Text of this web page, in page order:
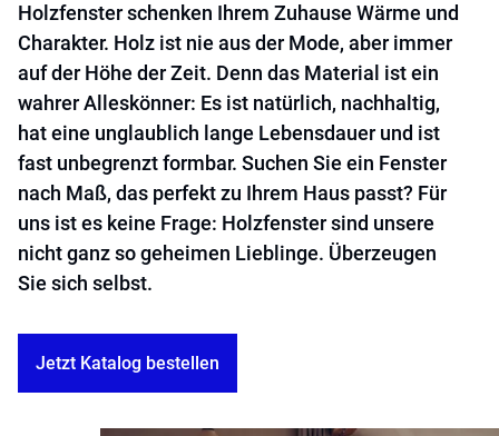
Holzfenster schenken Ihrem Zuhause Wärme und
Charakter. Holz ist nie aus der Mode, aber immer
auf der Höhe der Zeit. Denn das Material ist ein
wahrer Alleskönner: Es ist natürlich, nachhaltig,
hat eine unglaublich lange Lebensdauer und ist
fast unbegrenzt formbar. Suchen Sie ein Fenster
nach Maß, das perfekt zu Ihrem Haus passt? Für
uns ist es keine Frage: Holzfenster sind unsere
nicht ganz so geheimen Lieblinge. Überzeugen
Sie sich selbst.
Jetzt Katalog bestellen